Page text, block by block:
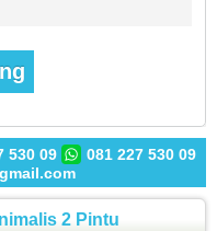
530 09
081 227 530 09
2 Pintu